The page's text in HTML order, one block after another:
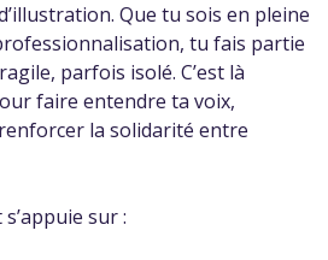
Que tu sois en pleine
tu fais partie
parfois isolé. C’est là
faire entendre ta voix,
la solidarité entre
sur :